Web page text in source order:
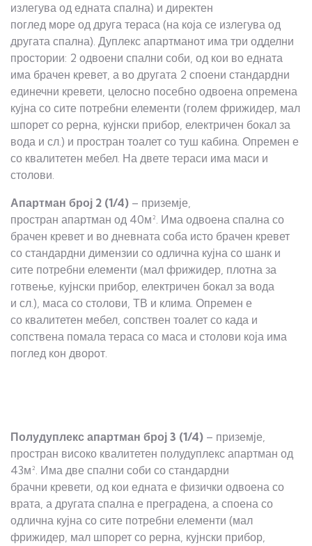
излегува од едната спална) и директен
поглед море од друга тераса (на која се излегува од
другата спална). Дуплекс апартманот има три одделни
простории: 2 одвоени спални соби, од кои во едната
има брачен кревет, а во другата 2 споени стандардни
единечни кревети, целосно посебно одвоена опремена
кујна со сите потребни елементи (голем фрижидер, мал
шпорет со рерна, кујнски прибор, електричен бокал за
вода и сл.) и простран тоалет со туш кабина. Опремен е
со квалитетен мебел. На двете тераси има маси и
столови.
Апартман број 2 (1/4) – приземје,
простран апартман од 40м². Има одвоена спална со
брачен кревет и во дневната соба исто брачен кревет
со стандардни димензии со одлична кујна со шанк и
сите потребни елементи (мал фрижидер, плотна за
готвење, кујнски прибор, електричен бокал за вода
и сл.), маса со столови, ТВ и клима. Опремен е
со квалитетен мебел, сопствен тоалет со када и
сопствена помала тераса со маса и столови која има
поглед кон дворот.
Полудуплекс апартман број 3 (1/4) – приземје,
простран високо квалитетен полудуплекс апартман од
43м². Има две спални соби со стандардни
брачни кревети, од кои едната е физички одвоена со
врата, а другата спална е преградена, а споена со
одлична кујна со сите потребни елементи (мал
фрижидер, мал шпорет со рерна, кујнски прибор,